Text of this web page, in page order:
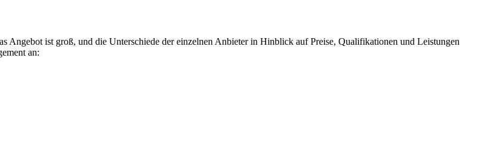
Angebot ist groß, und die Unterschiede der einzelnen Anbieter in Hinblick auf Preise, Qualifikationen und Leistungen
an: